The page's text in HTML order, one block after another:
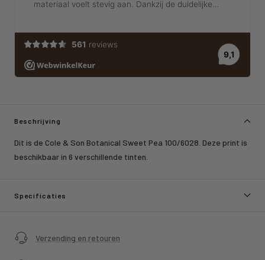
Beschrijving
Dit is de Cole & Son Botanical Sweet Pea 100/6028. Deze print is
beschikbaar in 6 verschillende tinten.
Specificaties
Verzending en retouren